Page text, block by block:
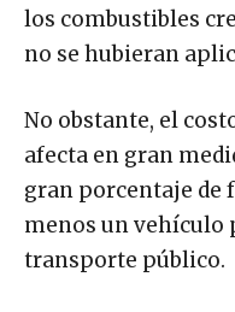
los combustibles
no se hubieran
No obstante, el
afecta en gran
gran porcentaje de
menos un vehículo
transporte público.